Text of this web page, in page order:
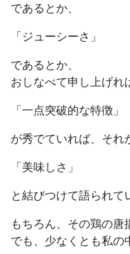
であるとか、
「ジューシーさ」
であるとか、
おしなべて申し上げれ
「一点突破的な特徴」
が秀でていれば、それ
「美味しさ」
と結びつけて語られて
もちろん、その鶏の唐
でも、少なくとも私の